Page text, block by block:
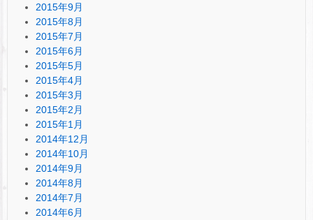
2015年9月
2015年8月
2015年7月
2015年6月
2015年5月
2015年4月
2015年3月
2015年2月
2015年1月
2014年12月
2014年10月
2014年9月
2014年8月
2014年7月
2014年6月